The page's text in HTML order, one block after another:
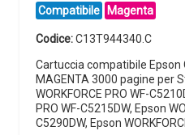
Compatibile Magenta
Codice:C13T944340.C
Cartuccia compatibile Epson
MAGENTA 3000 pagine per
WORKFORCE PRO WF-
PRO WF-C5215DW, Epson
C5290DW, Epson